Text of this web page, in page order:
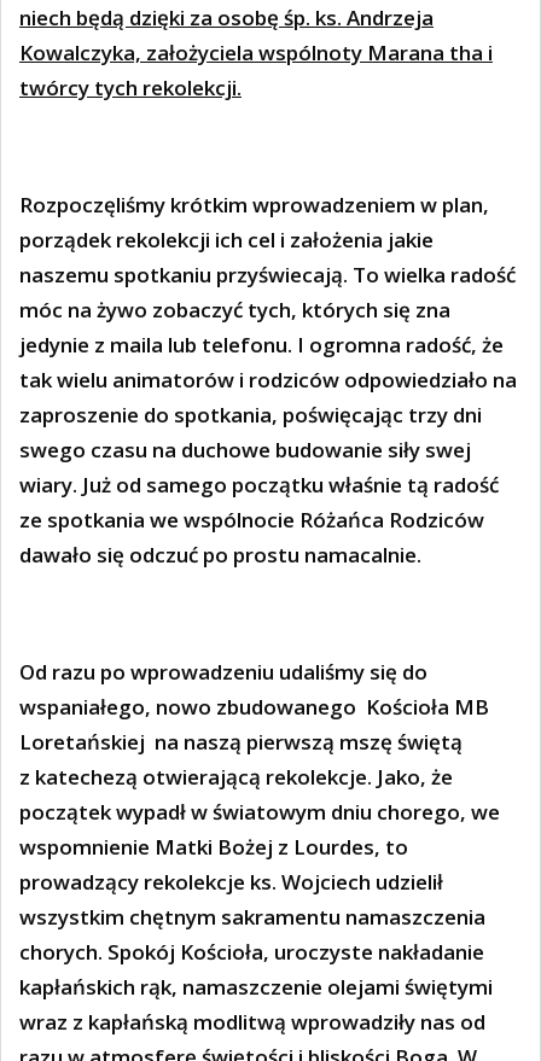
niech będą dzięki za osobę śp. ks. Andrzeja
Kowalczyka, założyciela wspólnoty Marana tha i
twórcy tych rekolekcji.
Rozpoczęliśmy krótkim wprowadzeniem w plan,
porządek rekolekcji ich cel i założenia jakie
naszemu spotkaniu przyświecają. To wielka radość
móc na żywo zobaczyć tych, których się zna
jedynie z maila lub telefonu. I ogromna radość, że
tak wielu animatorów i rodziców odpowiedziało na
zaproszenie do spotkania, poświęcając trzy dni
swego czasu na duchowe budowanie siły swej
wiary. Już od samego początku właśnie tą radość
ze spotkania we wspólnocie Różańca Rodziców
dawało się odczuć po prostu namacalnie.
Od razu po wprowadzeniu udaliśmy się do
wspaniałego, nowo zbudowanego Kościoła MB
Loretańskiej na naszą pierwszą mszę świętą
z katechezą otwierającą rekolekcje. Jako, że
początek wypadł w światowym dniu chorego, we
wspomnienie Matki Bożej z Lourdes, to
prowadzący rekolekcje ks. Wojciech udzielił
wszystkim chętnym sakramentu namaszczenia
chorych. Spokój Kościoła, uroczyste nakładanie
kapłańskich rąk, namaszczenie olejami świętymi
wraz z kapłańską modlitwą wprowadziły nas od